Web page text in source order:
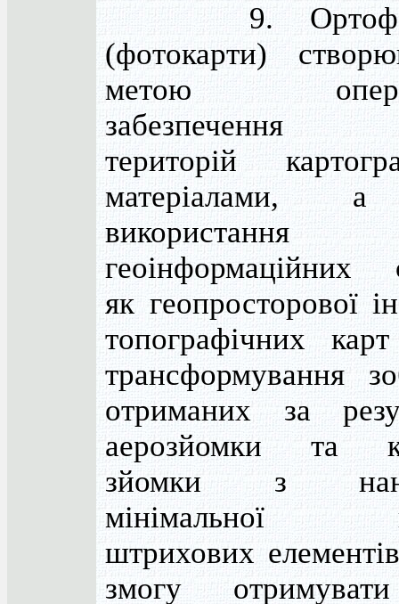
9.
(фотокарти)
метою
забезпечення
територій
матеріалами,
геоінформаційних
як геопросторової
топографічних
трансформування
отриманих за
аерозйомки та
зйомки з
мінімальної
штрихових
змогу